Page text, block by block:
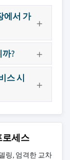
에서 가
?
스 시
로세스
링, 엄격한 교차